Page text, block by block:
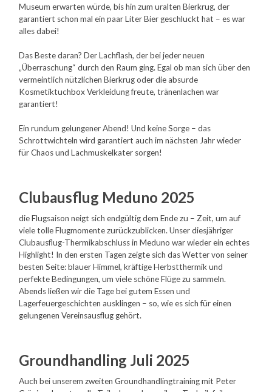
Museum erwarten würde, bis hin zum uralten Bierkrug, der
garantiert schon mal ein paar Liter Bier geschluckt hat – es war
alles dabei!
Das Beste daran? Der Lachflash, der bei jeder neuen
„Überraschung“ durch den Raum ging. Egal ob man sich über den
vermeintlich nützlichen Bierkrug oder die absurde
Kosmetiktuchbox Verkleidung freute, tränenlachen war
garantiert!
Ein rundum gelungener Abend! Und keine Sorge – das
Schrottwichteln wird garantiert auch im nächsten Jahr wieder
für Chaos und Lachmuskelkater sorgen!
Clubausflug Meduno 2025
die Flugsaison neigt sich endgültig dem Ende zu – Zeit, um auf
viele tolle Flugmomente zurückzublicken. Unser diesjähriger
Clubausflug-Thermikabschluss in Meduno war wieder ein echtes
Highlight! In den ersten Tagen zeigte sich das Wetter von seiner
besten Seite: blauer Himmel, kräftige Herbstthermik und
perfekte Bedingungen, um viele schöne Flüge zu sammeln.
Abends ließen wir die Tage bei gutem Essen und
Lagerfeuergeschichten ausklingen – so, wie es sich für einen
gelungenen Vereinsausflug gehört.
Groundhandling Juli 2025
Auch bei unserem zweiten Groundhandlingtraining mit Peter